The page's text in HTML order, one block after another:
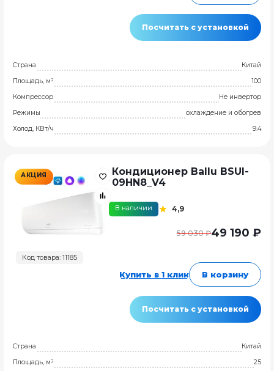
Посчитать с установкой
Страна
Китай
Площадь, м²
100
Компрессор
Не инвертор
Режимы
охлаждение и обогрев
Холод, КВт/ч
9.4
АКЦИЯ
Код товара: 11185
Кондиционер Ballu BSUI-
09HN8_V4
В наличии 4,9
59 030 ₽49 190 ₽
Купить в 1 клик В корзину
Посчитать с установкой
Страна
Китай
Площадь, м²
25